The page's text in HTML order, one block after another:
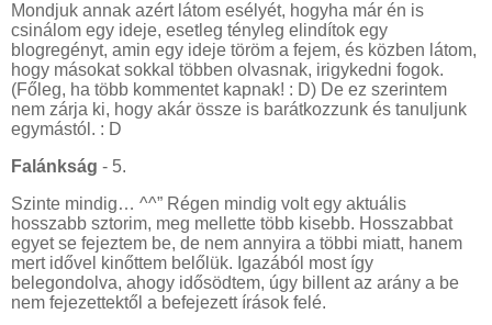
Mondjuk annak azért látom esélyét, hogyha már én is
csinálom egy ideje, esetleg tényleg elindítok egy
blogregényt, amin egy ideje töröm a fejem, és közben látom,
hogy másokat sokkal többen olvasnak, irigykedni fogok.
(Főleg, ha több kommentet kapnak! : D) De ez szerintem
nem zárja ki, hogy akár össze is barátkozzunk és tanuljunk
egymástól. : D
Falánkság - 5.
Szinte mindig… ^^” Régen mindig volt egy aktuális
hosszabb sztorim, meg mellette több kisebb. Hosszabbat
egyet se fejeztem be, de nem annyira a többi miatt, hanem
mert idővel kinőttem belőlük. Igazából most így
belegondolva, ahogy idősödtem, úgy billent az arány a be
nem fejezettektől a befejezett írások felé.